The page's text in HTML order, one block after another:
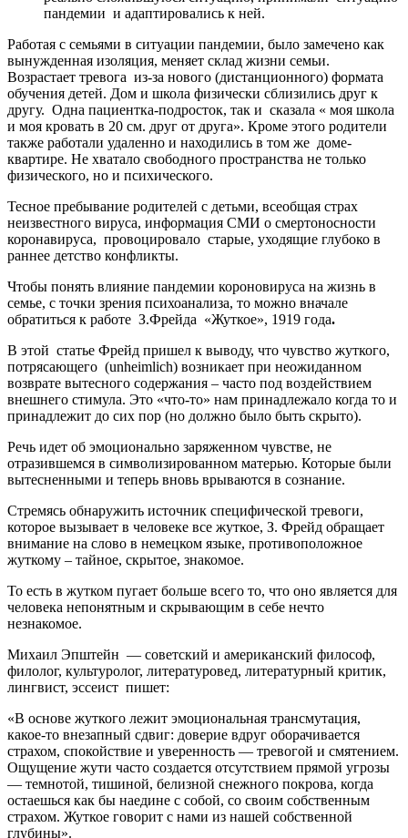
пандемии и адаптировались к ней.
Работая с семьями в ситуации пандемии, было замечено как
вынужденная изоляция, меняет склад жизни семьи.
Возрастает тревога из-за нового (дистанционного) формата
обучения детей. Дом и школа физически сблизились друг к
другу. Одна пациентка-подросток, так и сказала « моя школа
и моя кровать в 20 см. друг от друга». Кроме этого родители
также работали удаленно и находились в том же доме-
квартире. Не хватало свободного пространства не только
физического, но и психического.
Тесное пребывание родителей с детьми, всеобщая страх
неизвестного вируса, информация СМИ о смертоносности
коронавируса, провоцировало старые, уходящие глубоко в
раннее детство конфликты.
Чтобы понять влияние пандемии короновируса на жизнь в
семье, с точки зрения психоанализа, то можно вначале
обратиться к работе З.Фрейда «Жуткое», 1919 года.
В этой статье Фрейд пришел к выводу, что чувство жуткого,
потрясающего (unheimlich) возникает при неожиданном
возврате вытесного содержания – часто под воздействием
внешнего стимула. Это «что-то» нам принадлежало когда то и
принадлежит до сих пор (но должно было быть скрыто).
Речь идет об эмоционально заряженном чувстве, не
отразившемся в символизированном матерью. Которые были
вытесненными и теперь вновь врываются в сознание.
Стремясь обнаружить источник специфической тревоги,
которое вызывает в человеке все жуткое, З. Фрейд обращает
внимание на слово в немецком языке, противоположное
жуткому – тайное, скрытое, знакомое.
То есть в жутком пугает больше всего то, что оно является для
человека непонятным и скрывающим в себе нечто
незнакомое.
Михаил Эпштейн — советский и американский философ,
филолог, культуролог, литературовед, литературный критик,
лингвист, эссеист пишет:
«В основе жуткого лежит эмоциональная трансмутация,
какое-то внезапный сдвиг: доверие вдруг оборачивается
страхом, спокойствие и уверенность — тревогой и смятением.
Ощущение жути часто создается отсутствием прямой угрозы
— темнотой, тишиной, белизной снежного покрова, когда
остаешься как бы наедине с собой, со своим собственным
страхом. Жуткое говорит с нами из нашей собственной
глубины».